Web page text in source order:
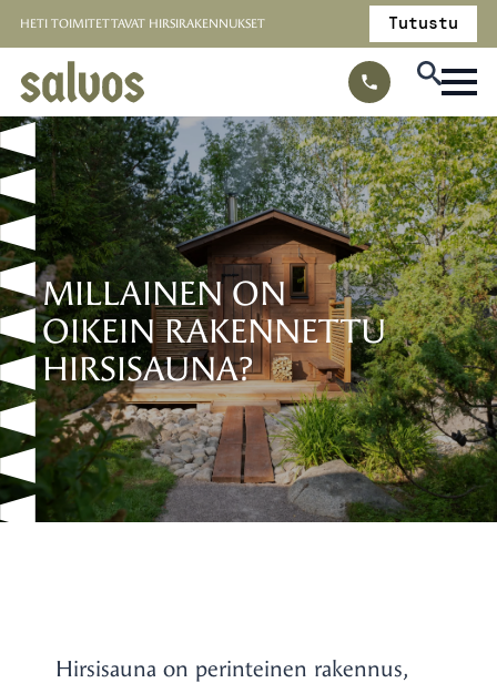
HETI TOIMITETTAVAT HIRSIRAKENNUKSET Tutustu
MILLAINEN ON
OIKEIN RAKENNETTU
HIRSISAUNA?
Hirsisauna on perinteinen rakennus,